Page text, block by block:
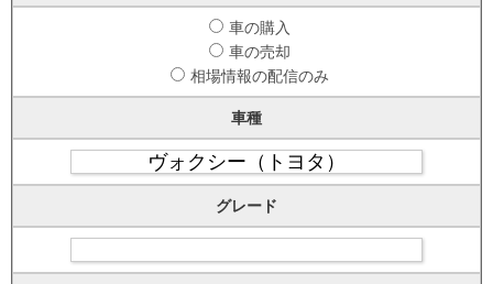
車の購入
車の売却
相場情報の配信のみ
車種
グレード